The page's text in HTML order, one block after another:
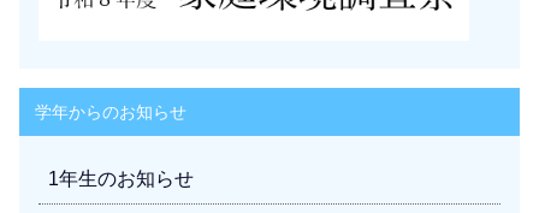
学年からのお知らせ
1年生のお知らせ